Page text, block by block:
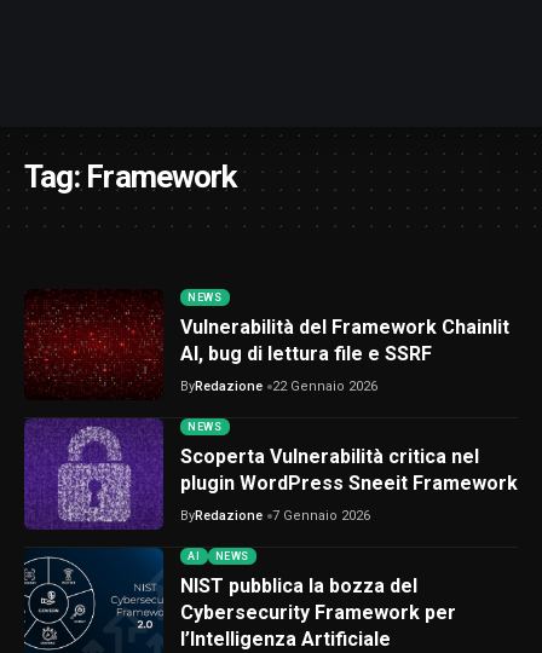
Tag:Framework
NEWS
Vulnerabilità del Framework Chainlit
AI, bug di lettura file e SSRF
ByRedazione 22 Gennaio 2026
NEWS
Scoperta Vulnerabilità critica nel
plugin WordPress Sneeit Framework
ByRedazione 7 Gennaio 2026
AI NEWS
NIST pubblica la bozza del
Cybersecurity Framework per
l’Intelligenza Artificiale